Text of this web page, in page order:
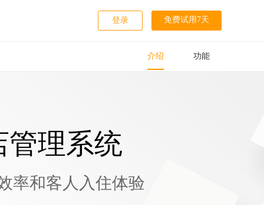
免费试用7天
登录
介绍 功能
管理系统
率和客人入住体验